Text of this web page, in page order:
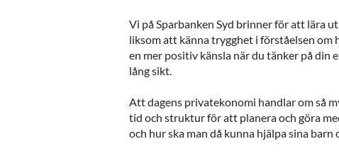
Vi på Sparbanken Syd brinner för att lära
liksom att känna trygghet i förståelsen om
en mer positiv känsla när du tänker på din
lång sikt.
Att dagens privatekonomi handlar om så
tid och struktur för att planera och göra
och hur ska man då kunna hjälpa sina